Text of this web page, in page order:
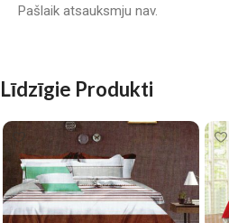
Pašlaik atsauksmju nav.
Līdzīgie Produkti